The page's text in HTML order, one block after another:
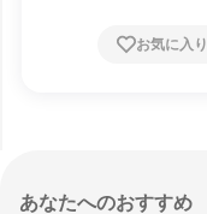
お気に入り
あなたへのおすすめ